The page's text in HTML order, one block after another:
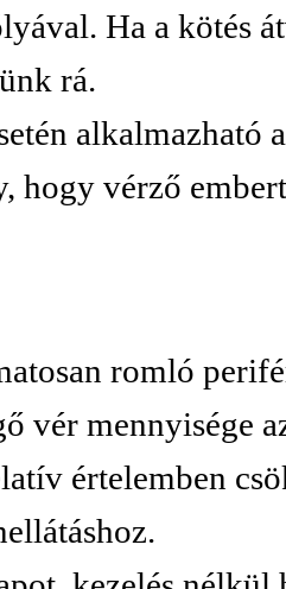
Ha a kötés
rá.
hogy vérző
romló
vér mennyisége
értelemben